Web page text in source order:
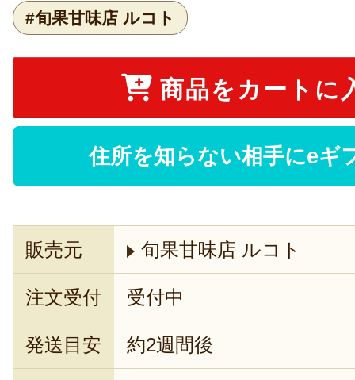
#旬果甘味店 ルコト
商品をカートに
住所を知らない相手にeギ
販売元 旬果甘味店 ルコト
注文受付 受付中
発送目安 約2週間後